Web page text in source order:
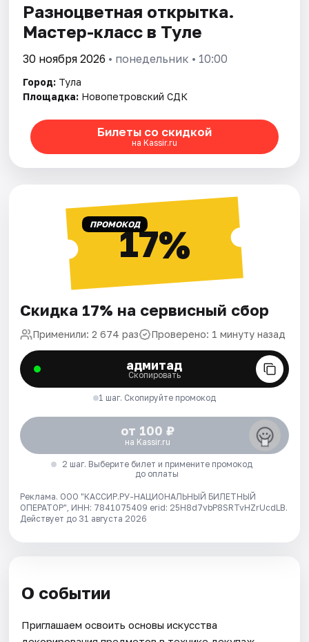
Разноцветная открытка.
Мастер-класс в Туле
30 ноября 2026 • понедельник • 10:00
Город: Тула
Площадка: Новопетровский СДК
Билеты со скидкой
на Kassir.ru
ПРОМОКОД17%
Скидка 17% на сервисный сбор
Применили: 2 674 раз Проверено: 1 минуту назад
адмитад
Скопировать
1 шаг. Скопируйте промокод
от 100 ₽
на Kassir.ru
2 шаг. Выберите билет и примените промокод
до оплаты
Реклама. ООО "КАССИР.РУ-НАЦИОНАЛЬНЫЙ БИЛЕТНЫЙ
ОПЕРАТОР", ИНН: 7841075409 erid: 25H8d7vbP8SRTvHZrUcdLB.
Действует до 31 августа 2026
О событии
Приглашаем освоить основы искусства